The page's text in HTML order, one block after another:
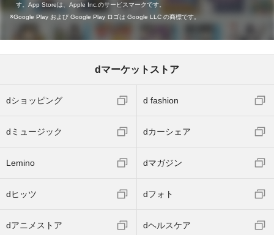
す。App Storeは、Apple Inc.のサービスマークです。
Google Play および Google Play ロゴは Google LLC の商標です。
dマーケットストア
dショッピング d fashion
dミュージック dカーシェア
Lemino dマガジン
dヒッツ dフォト
dアニメストア dヘルスケア